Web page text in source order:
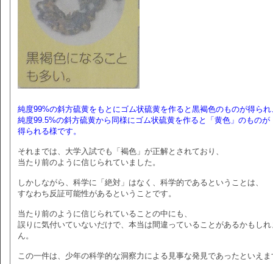
純度99%の斜方硫黄をもとにゴム状硫黄を作ると黒褐色のものが得られ
純度99.5%の斜方硫黄から同様にゴム状硫黄を作ると「黄色」のものが
得られる様です。
それまでは、大学入試でも「褐色」が正解とされており、
当たり前のように信じられていました。
しかしながら、科学に「絶対」はなく、科学的であるということは、
すなわち反証可能性があるということです。
当たり前のように信じられていることの中にも、
誤りに気付いていないだけで、本当は間違っていることがあるかもしれ
ん。
この一件は、少年の科学的な洞察力による見事な発見であったといえま